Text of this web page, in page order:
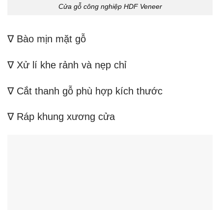
Cửa gỗ công nghiệp HDF Veneer
∇ Bào mịn mặt gỗ
∇ Xử lí khe rảnh và nẹp chỉ
∇ Cắt thanh gỗ phù hợp kích thước
∇ Ráp khung xương cửa